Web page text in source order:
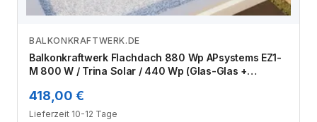
Zum Angebot
BALKONKRAFTWERK.DE
Balkonkraftwerk Flachdach 880 Wp APsystems EZ1-
M 800 W / Trina Solar / 440 Wp (Glas-Glas +
418,00 €
Lieferzeit 10-12 Tage